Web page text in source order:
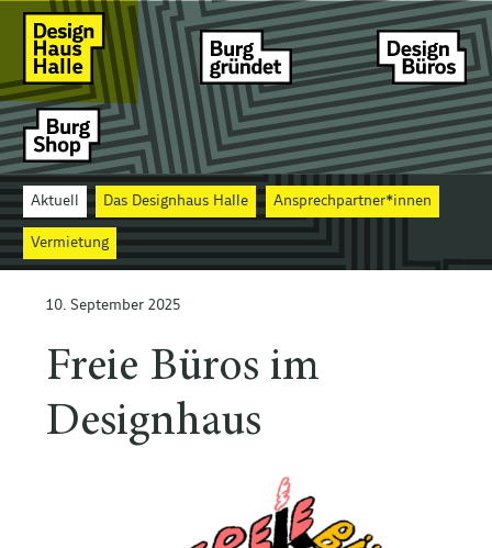
Aktuell Das Designhaus Halle Ansprechpartner*innen
Vermietung
10. September 2025
Freie Büros im
Designhaus